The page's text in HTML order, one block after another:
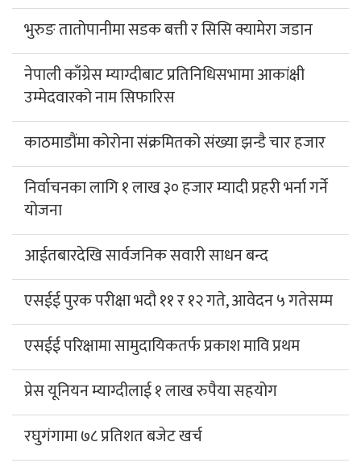
भुरुङ तातोपानीमा सडक बत्ती र सिसि क्यामेरा जडान
नेपाली काँग्रेस म्याग्दीबाट प्रतिनिधिसभामा आकांक्षी
उम्मेदवारको नाम सिफारिस
काठमाडौंमा कोरोना संक्रमितको संख्या झन्डै चार हजार
निर्वाचनका लागि १ लाख ३० हजार म्यादी प्रहरी भर्ना गर्ने
योजना
आईतबारदेखि सार्वजनिक सवारी साधन बन्द
एसईई पुरक परीक्षा भदौ ११ र १२ गते, आवेदन ५ गतेसम्म
एसईई परिक्षामा सामुदायिकतर्फ प्रकाश मावि प्रथम
प्रेस यूनियन म्याग्दीलाई १ लाख रुपैया सहयोग
रघुगंगामा ७८ प्रतिशत बजेट खर्च